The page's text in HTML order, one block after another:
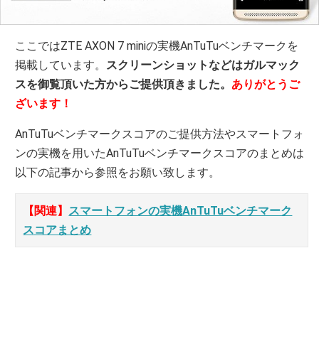
ここではZTE AXON 7 miniの実機AnTuTuベンチマークを
掲載しています。 スクリーンショットなどはガルマック
スを御覧頂いた方からご提供頂きました。 ありがとうご
ざいます！
AnTuTuベンチマークスコアのご提供方法やスマートフォ
ンの実機を用いたAnTuTuベンチマークスコアのまとめは
以下の記事から参照をお願い致します。
【関連】 スマートフォンの実機AnTuTuベンチマーク
スコアまとめ